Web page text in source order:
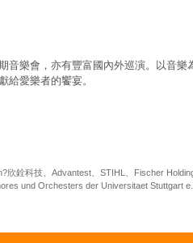
樂會，亦有豐富國內外巡演。以音
愛樂者的饗宴。
欣銓科技、 Advantest STIHL Fischer
und Orchesters der Universitaet Stuttgart